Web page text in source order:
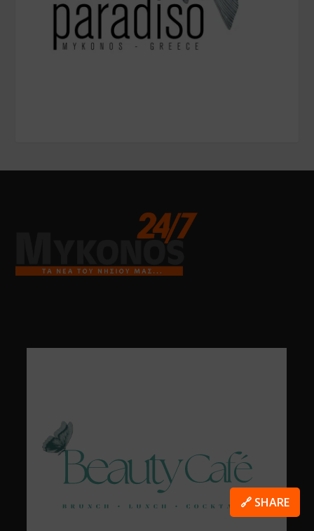
🔗 SHARE